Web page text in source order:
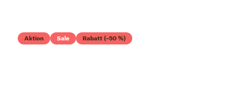
Aktion Sale Rabatt (–50 %)